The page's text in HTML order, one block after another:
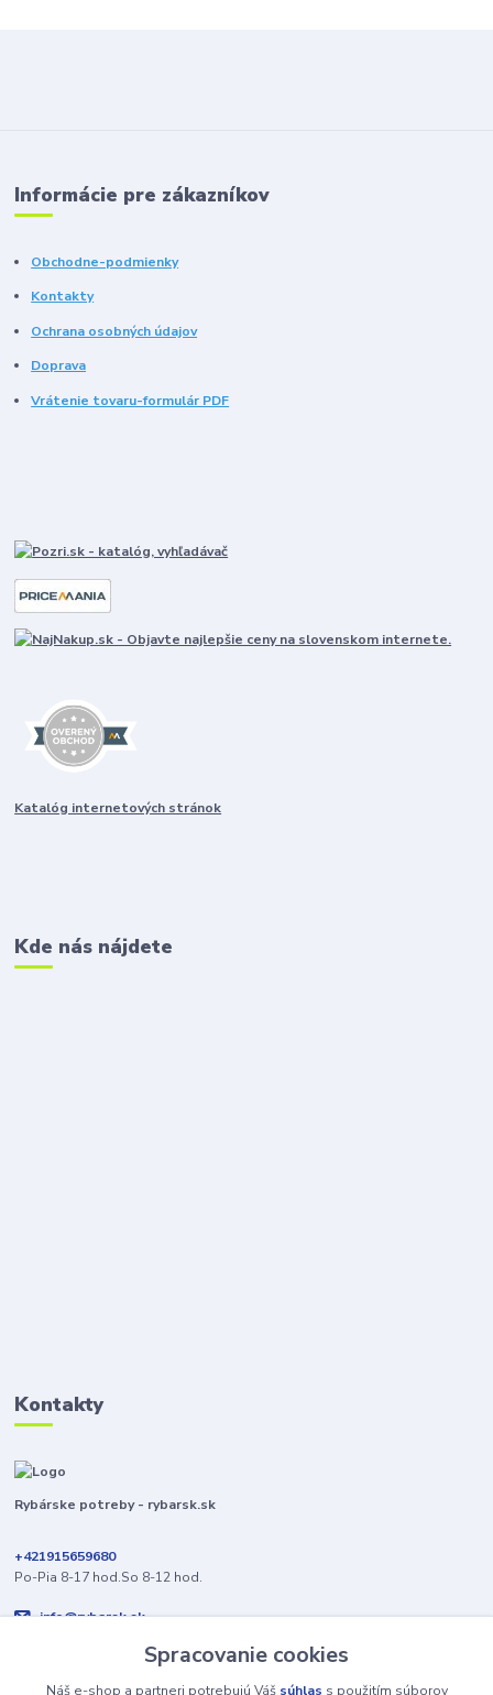
Informácie pre zákazníkov
Obchodne-podmienky
Kontakty
Ochrana osobných údajov
Doprava
Vrátenie tovaru-formulár PDF
Katalóg internetových stránok
Kde nás nájdete
Kontakty
Rybárske potreby - rybarsk.sk
+421915659680
Po-Pia 8-17 hod.So 8-12 hod.
info@rybarsk.sk
Spracovanie cookies
Náš e-shop a partneri potrebujú Váš súhlas s použitím súborov